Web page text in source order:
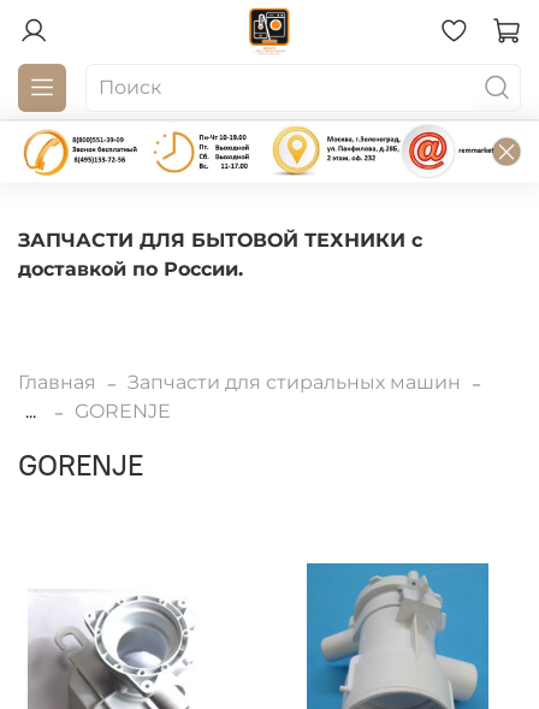
ЗАПЧАСТИ ДЛЯ БЫТОВОЙ ТЕХНИКИ с
доставкой по России.
Главная
Запчасти для стиральных машин
...
GORENJE
GORENJE